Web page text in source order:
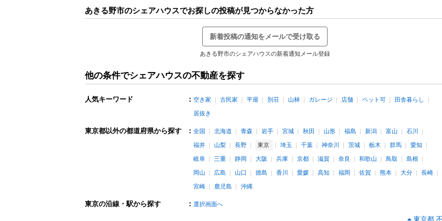
あきる野市のシェアハウスでお探しの投稿が見つからなかった方
新着投稿の通知をメールで受け取る
あきる野市のシェアハウスの新着通知メール登録
他の条件でシェアハウスの不動産を探す
人気キーワード ： 空き家 古民家 平屋 別荘 山林 ガレージ 店舗 ペット可
田舎暮らし
居抜き
東京都以外の都道府県から探す ： 全国 北海道 青森 岩手 宮城 秋田 山形 福島 新潟 富山
石川
福井
山梨 長野 東京 埼玉 千葉 神奈川 茨城 栃木 群馬
愛知
岐阜
三重 静岡 大阪 兵庫 京都 滋賀 奈良 和歌山 鳥取
島根
岡山
広島 山口 徳島 香川 愛媛 高知 福岡 佐賀 熊本 大分
長崎
宮崎
鹿児島 沖縄
東京の沿線・駅から探す ： 選択画面へ
東京都